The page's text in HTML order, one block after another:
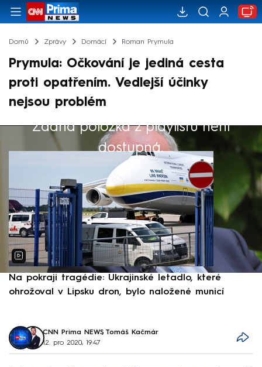
Domů Zprávy Domácí Roman Prymula
Prymula: Očkování je jediná cesta
proti opatřením. Vedlejší účinky
nejsou problém
Žádná položka z playlistu není
dostupná.
Výběr redakce
Na pokraji tragédie: Ukrajinské letadlo, které
ohrožoval v Lipsku dron, bylo naložené municí
CNN Prima NEWS, Tomáš Kačmár
12. pro 2020, 19:47